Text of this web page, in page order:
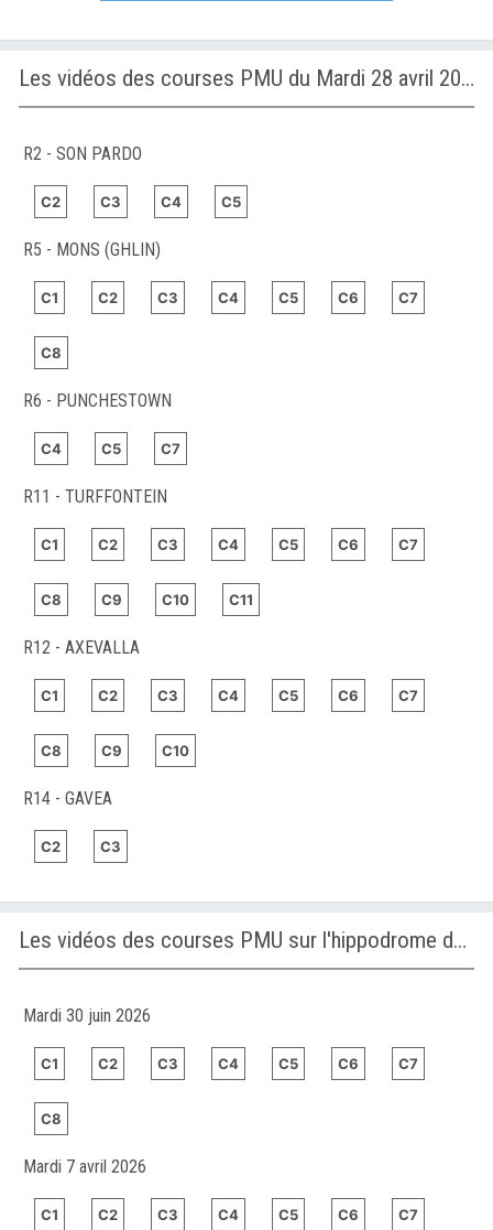
Les vidéos des courses PMU du Mardi 28 avril 2026
R2 - SON PARDO
C2 C3 C4 C5
R5 - MONS (GHLIN)
C1 C2 C3 C4 C5 C6 C7
C8
R6 - PUNCHESTOWN
C4 C5 C7
R11 - TURFFONTEIN
C1 C2 C3 C4 C5 C6 C7
C8 C9 C10 C11
R12 - AXEVALLA
C1 C2 C3 C4 C5 C6 C7
C8 C9 C10
R14 - GAVEA
C2 C3
Les vidéos des courses PMU sur l'hippodrome de AXEVALLA
Mardi 30 juin 2026
C1 C2 C3 C4 C5 C6 C7
C8
Mardi 7 avril 2026
C1 C2 C3 C4 C5 C6 C7